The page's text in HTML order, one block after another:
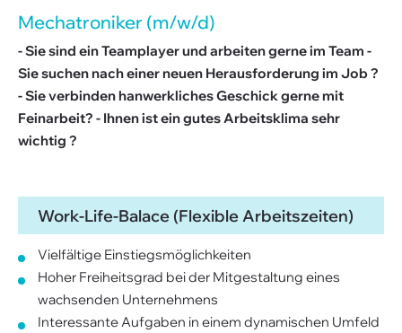
Mecha­tro­niker (m/w/d)
- Sie sind ein Teamplayer und arbeiten gerne im Team -
Sie suchen nach einer neuen Herausforderung im Job ?
- Sie verbinden hanwerkliches Geschick gerne mit
Feinarbeit? - Ihnen ist ein gutes Arbeitsklima sehr
wichtig ?
Work-Life-Balace (Flexible Arbeitszeiten)
Vielfältige Einstiegsmöglichkeiten
Hoher Freiheitsgrad bei der Mitgestaltung eines
wachsenden Unternehmens
Interessante Aufgaben in einem dynamischen Umfeld